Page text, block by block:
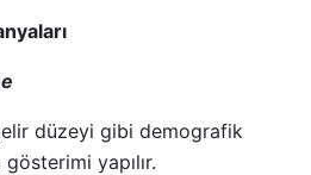
düzeyi gibi demografik
yapılır.